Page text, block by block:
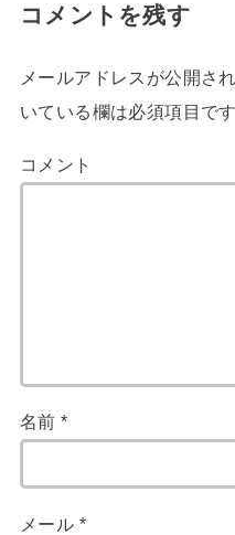
コメントを残す
メールアドレスが公開さ
いている欄は必須項目です
コメント
名前*
メール *